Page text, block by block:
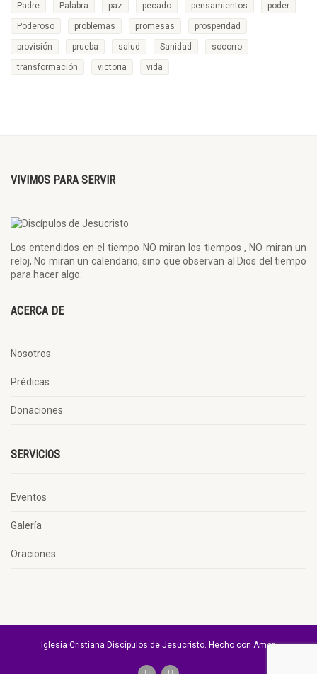
Padre Palabra paz pecado pensamientos poder
Poderoso problemas promesas prosperidad
provisión prueba salud Sanidad socorro
transformación victoria vida
VIVIMOS PARA SERVIR
Los entendidos en el tiempo NO miran los tiempos , NO miran un
reloj, No miran un calendario, sino que observan al Dios del tiempo
para hacer algo.
ACERCA DE
Nosotros
Prédicas
Donaciones
SERVICIOS
Eventos
Galería
Oraciones
Iglesia Cristiana Discípulos de Jesucristo. Hecho con Amor.